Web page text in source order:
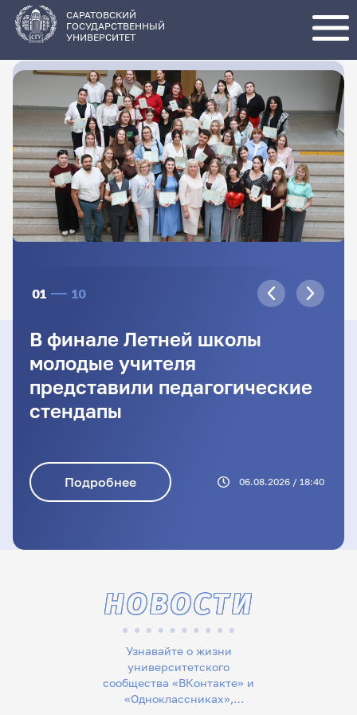
основному
содержанию
САРАТОВСКИЙ
ГОСУДАРСТВЕННЫЙ
УНИВЕРСИТЕТ
01 10
В финале Летней школы
молодые учителя
представили педагогические
стендапы
Подробнее 06.08.2026 / 18:40
Узнавайте о жизни
университетского
сообщества «ВКонтакте» и
«Одноклассниках»,
НОВОСТИ